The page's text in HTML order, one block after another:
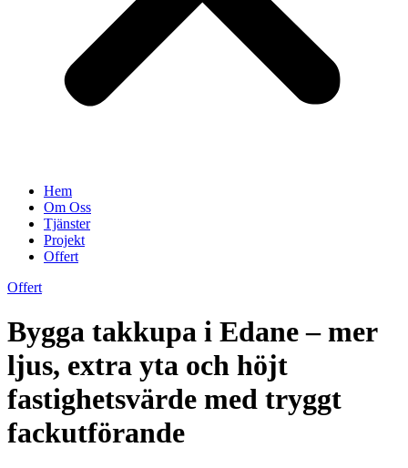
Hem
Om Oss
Tjänster
Projekt
Offert
Offert
Bygga takkupa i Edane – mer
ljus, extra yta och höjt
fastighetsvärde med tryggt
fackutförande